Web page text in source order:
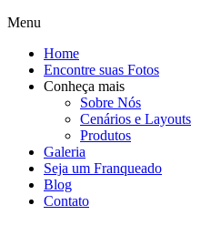
Menu
Home
Encontre suas Fotos
Conheça mais
Sobre Nós
Cenários e Layouts
Produtos
Galeria
Seja um Franqueado
Blog
Contato